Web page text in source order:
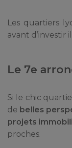
Les quartiers
avant d’investir
Le 7e
Si le chic
de belles
projets
proches.